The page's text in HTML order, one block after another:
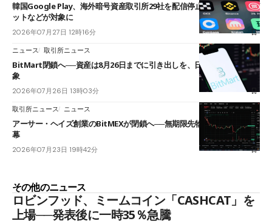
韓国Google Play、海外暗号資産取引所29社を配信停止──OKXやバイビ
ットなどが対象に
2026年07月27日 12時16分
ニュース 取引所ニュース
BitMart閉鎖へ──資産は8月26日までに引き出しを、日本人利用者も対
象
2026年07月26日 13時03分
取引所ニュース ニュース
アーサー・ヘイズ創業のBitMEXが閉鎖へ──無期限先物を生んだ11年に
幕
2026年07月23日 19時42分
その他のニュース
ロビンフッド、ミームコイン「CASHCAT」を
上場──発表後に一時35％急騰